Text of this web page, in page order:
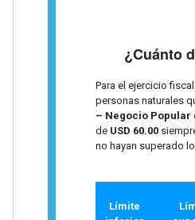
¿Cuánto
Para el ejercicio
personas naturales
– Negocio Popular
de USD 60.00
no hayan superado
Límite